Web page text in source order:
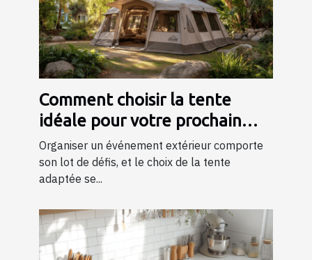
Comment choisir la tente
idéale pour votre prochain
événement ?
Organiser un événement extérieur comporte
son lot de défis, et le choix de la tente
adaptée se...